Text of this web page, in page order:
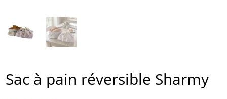
Sac à pain réversible Sharmy